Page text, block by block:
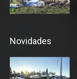
Novidades